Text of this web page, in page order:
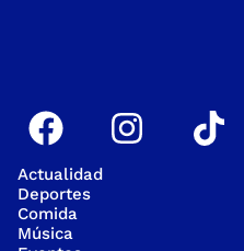
Actualidad
Deportes
Comida
Música